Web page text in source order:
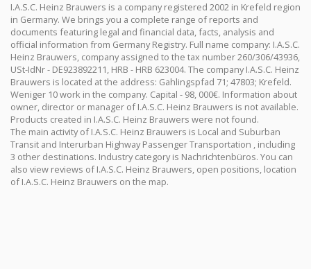
I.A.S.C. Heinz Brauwers is a company registered 2002 in Krefeld region
in Germany. We brings you a complete range of reports and
documents featuring legal and financial data, facts, analysis and
official information from Germany Registry. Full name company: I.A.S.C.
Heinz Brauwers, company assigned to the tax number 260/306/43936,
USt-IdNr - DE923892211, HRB - HRB 623004. The company I.A.S.C. Heinz
Brauwers is located at the address: Gahlingspfad 71; 47803; Krefeld.
Weniger 10 work in the company. Capital - 98, 000€. Information about
owner, director or manager of I.A.S.C. Heinz Brauwers is not available.
Products created in I.A.S.C. Heinz Brauwers were not found.
The main activity of I.A.S.C. Heinz Brauwers is Local and Suburban
Transit and Interurban Highway Passenger Transportation , including
3 other destinations. Industry category is Nachrichtenbüros. You can
also view reviews of I.A.S.C. Heinz Brauwers, open positions, location
of I.A.S.C. Heinz Brauwers on the map.